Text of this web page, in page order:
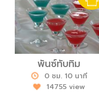
พันซ์ทับทิม
0 ชม. 10 นาที
14755 view